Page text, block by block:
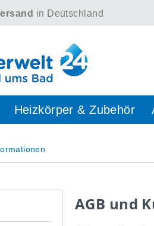
in Deutschland
Heizkörper & Zubehör
AGB und